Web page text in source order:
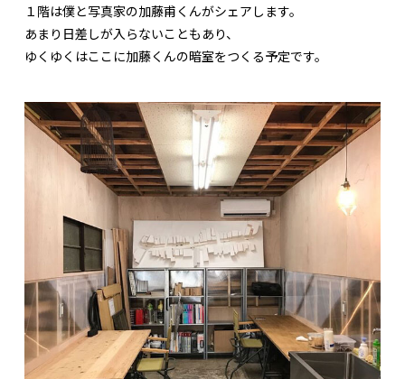
１階は僕と写真家の加藤甫くんがシェアします。
あまり日差しが入らないこともあり、
ゆくゆくはここに加藤くんの暗室をつくる予定です。